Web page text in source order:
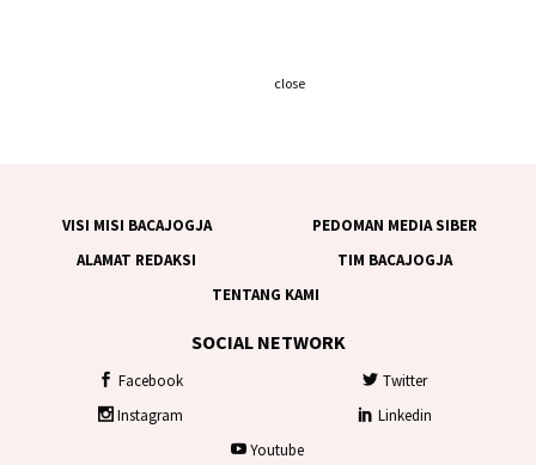
VISI MISI BACAJOGJA
PEDOMAN MEDIA SIBER
ALAMAT REDAKSI
TIM BACAJOGJA
TENTANG KAMI
SOCIAL NETWORK
Facebook
Twitter
Instagram
Linkedin
Youtube
close